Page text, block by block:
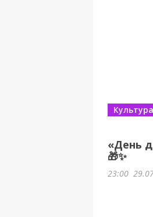
«День
🎁✨
Культура
23:00